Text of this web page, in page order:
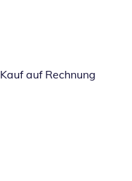
Kauf auf Rechnung